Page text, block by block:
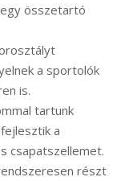
egy összetartó
a sportolók
is.
tartunk
a
csapatszellemet.
részt